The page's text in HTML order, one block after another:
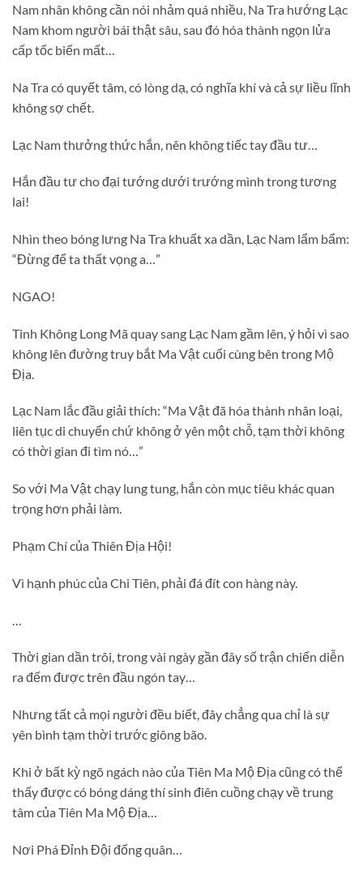
Nam nhân không cần nói nhảm quá nhiều, Na Tra hướng Lạc
Nam khom người bái thật sâu, sau đó hóa thành ngọn lửa
cấp tốc biến mất…
Na Tra có quyết tâm, có lòng dạ, có nghĩa khí và cả sự liều lĩnh
không sợ chết.
Lạc Nam thưởng thức hắn, nên không tiếc tay đầu tư…
Hắn đầu tư cho đại tướng dưới trướng mình trong tương
lai!
Nhìn theo bóng lưng Na Tra khuất xa dần, Lạc Nam lẩm bẩm:
“Đừng để ta thất vọng a…”
NGAO!
Tinh Không Long Mã quay sang Lạc Nam gầm lên, ý hỏi vì sao
không lên đường truy bắt Ma Vật cuối cùng bên trong Mộ
Địa.
Lạc Nam lắc đầu giải thích: “Ma Vật đã hóa thành nhân loại,
liên tục di chuyển chứ không ở yên một chỗ, tạm thời không
có thời gian đi tìm nó…”
So với Ma Vật chạy lung tung, hắn còn mục tiêu khác quan
trọng hơn phải làm.
Phạm Chí của Thiên Địa Hội!
Vì hạnh phúc của Chi Tiên, phải đá đít con hàng này.
Thời gian dần trôi, trong vài ngày gần đây số trận chiến diễn
ra đếm được trên đầu ngón tay…
Nhưng tất cả mọi người đều biết, đây chẳng qua chỉ là sự
yên bình tạm thời trước giông bão.
Khi ở bất kỳ ngõ ngách nào của Tiên Ma Mộ Địa cũng có thể
thấy được có bóng dáng thí sinh điên cuồng chạy về trung
tâm của Tiên Ma Mộ Địa…
Nơi Phá Đỉnh Đội đống quân…